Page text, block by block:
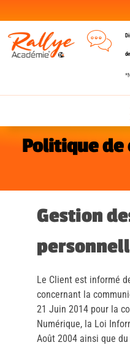
de
Politique
Gestion
Le Client est informé
concernant la
21 Juin 2014 pour la
Numérique, la Loi
Août 2004 ainsi que